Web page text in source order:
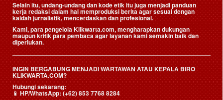
Selain itu, undang-undang dan kode etik itu juga menjadi panduan
kerja redaksi dalam hal memproduksi berita agar sesuai dengan
kaidah jurnalistik, mencerdaskan dan profesional.
Kami, para pengelola Klikwarta.com, mengharapkan dukungan
maupun kritik para pembaca agar layanan kami semakin baik dan
diperlukan.
INGIN BERGABUNG MENJADI WARTAWAN ATAU KEPALA BIRO
KLIKWARTA.COM?
Hubungi sekarang:
📱HP/WhatsApp:(+62) 853 7768 8284